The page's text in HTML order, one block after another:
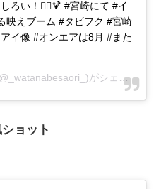
ろい！🚣‍♀️🍹 #宮崎にて #イ
映えブーム #タビフク #宮崎
イ像 #オンエアは8月 #また
がシェアした投稿 -
ョット